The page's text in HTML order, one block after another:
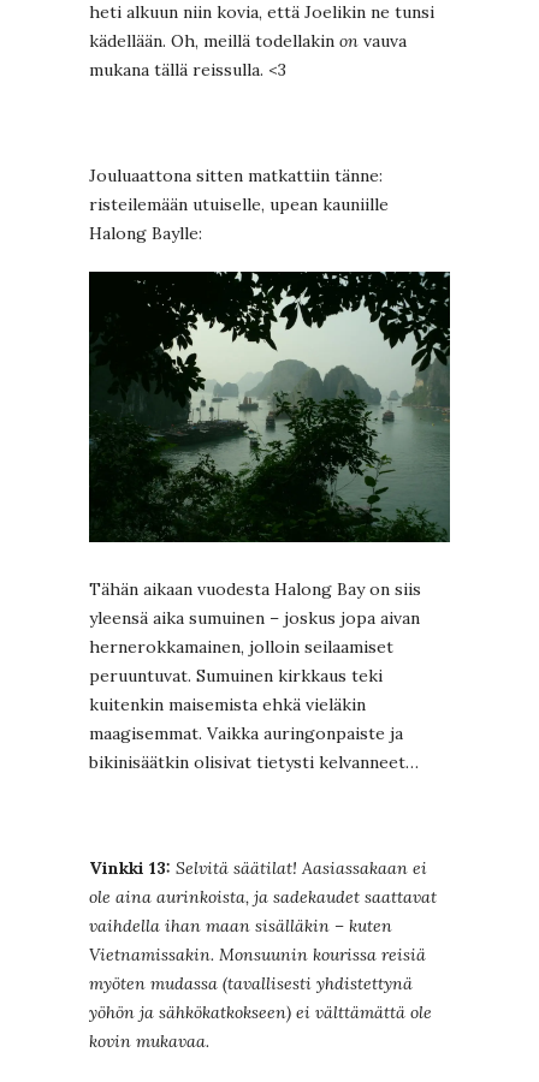
heti alkuun niin kovia, että Joelikin ne tunsi
kädellään. Oh, meillä todellakin on vauva
mukana tällä reissulla. <3
Jouluaattona sitten matkattiin tänne:
risteilemään utuiselle, upean kauniille
Halong Baylle:
Tähän aikaan vuodesta Halong Bay on siis
yleensä aika sumuinen – joskus jopa aivan
hernerokkamainen, jolloin seilaamiset
peruuntuvat. Sumuinen kirkkaus teki
kuitenkin maisemista ehkä vieläkin
maagisemmat. Vaikka auringonpaiste ja
bikinisäätkin olisivat tietysti kelvanneet…
Vinkki 13: Selvitä säätilat! Aasiassakaan ei
ole aina aurinkoista, ja sadekaudet saattavat
vaihdella ihan maan sisälläkin – kuten
Vietnamissakin. Monsuunin kourissa reisiä
myöten mudassa (tavallisesti yhdistettynä
yöhön ja sähkökatkokseen) ei välttämättä ole
kovin mukavaa.